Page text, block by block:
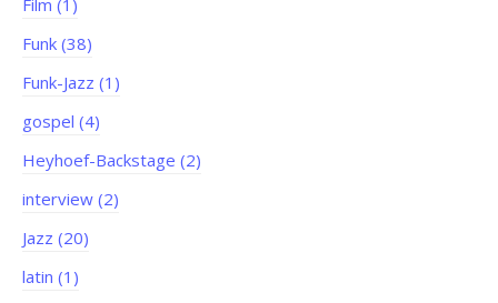
Film (1)
Funk (38)
Funk-Jazz (1)
gospel (4)
Heyhoef-Backstage (2)
interview (2)
Jazz (20)
latin (1)